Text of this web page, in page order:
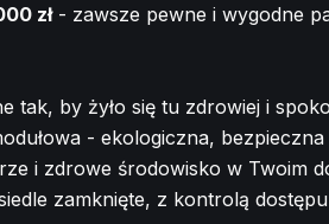
zł- zawsze pewne i wygodne
tak, by żyło się tu zdrowiej i
- ekologiczna,
i zdrowe środowisko w Twoim
zamknięte, z kontrolą